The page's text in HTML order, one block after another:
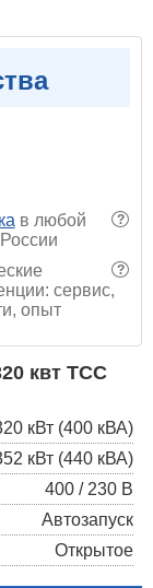
?
в любой
?
сервис,
опыт
квт ТСС
кВт (400 кВА)
кВт (440 кВА)
400 / 230 В
Автозапуск
Открытое